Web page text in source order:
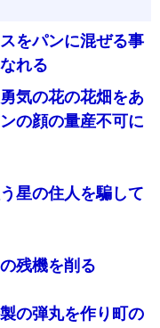
をパンに混ぜる事
れる
気の花の花畑をあ
の顔の量産不可に
星の住人を騙して
残機を削る
の弾丸を作り町の